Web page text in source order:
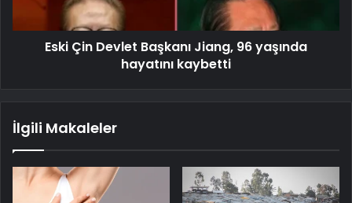
Eski Çin Devlet Başkanı Jiang, 96 yaşında
hayatını kaybetti
İlgili Makaleler